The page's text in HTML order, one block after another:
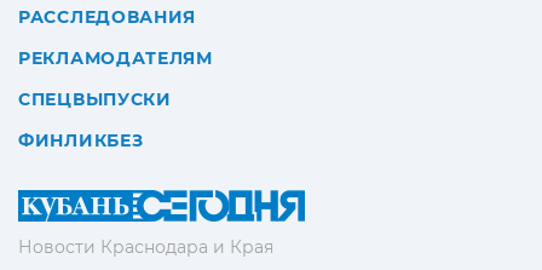
Новости Краснодара и Края
РАССЛЕДОВАНИЯ
РЕКЛАМОДАТЕЛЯМ
СПЕЦВЫПУСКИ
ФИНЛИКБЕЗ